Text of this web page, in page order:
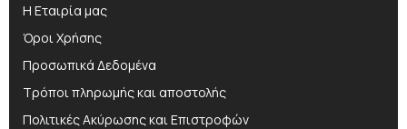
Η Εταιρία μας
Όροι Χρήσης
Προσωπικά Δεδομένα
Τρόποι πληρωμής και αποστολής
Πολιτικές Ακύρωσης και Επιστροφών